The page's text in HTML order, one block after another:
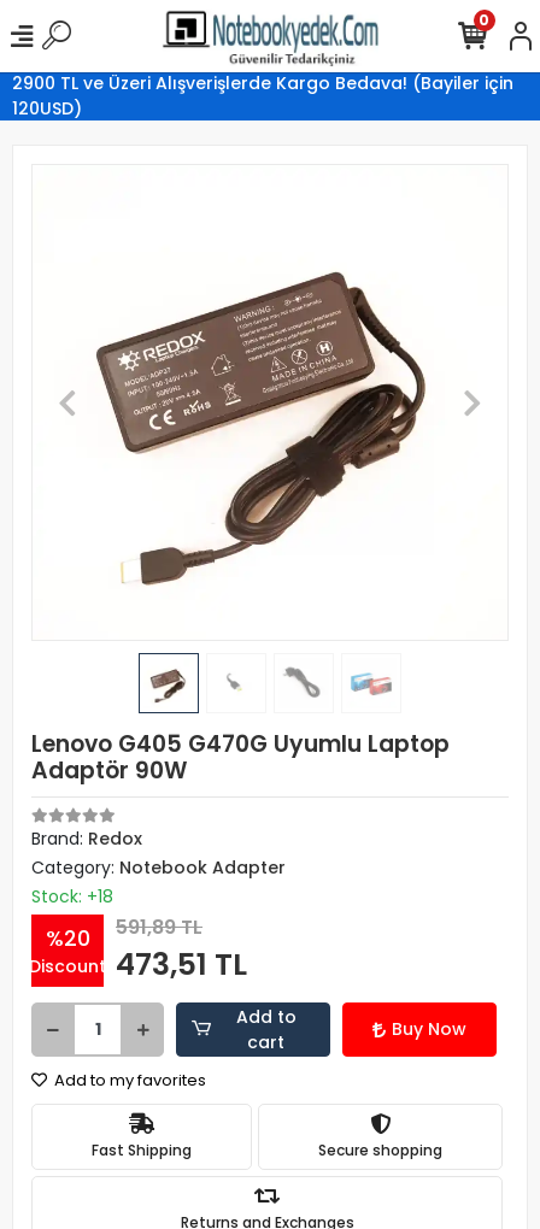
2900 TL ve Üzeri Alışverişlerde Kargo Bedava! (Bayiler için
120USD)
0
Lenovo G405 G470G Uyumlu Laptop
Adaptör 90W
Brand: Redox
Category: Notebook Adapter
Stock: +18
%20
Discount
591,89 TL
473,51 TL
Add to
cart
Buy Now
Add to my favorites
Fast Shipping Secure shopping
Returns and Exchanges